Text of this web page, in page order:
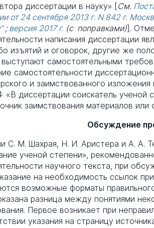
диссертации в науку» [См.
от 24 сентября 2013 г. N 842 г.
; версия 2017 г. (с поправками)].
написания диссертации
изъятий и оговорок, другие же
самостоятельными
самостоятельности
и заимствованного
«В диссертации соискатель ученой
заимствования материалов или
Обсуждение
С. М. Шахрая, Н. И. Аристера и А. А.
ученой степени»,
научного текста, при
на необходимость ссылок
возможные форматы
разница между понятиями
Первое возникает при
указания на страницу